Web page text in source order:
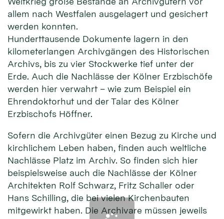
allem nach Westfalen ausgelagert und gesichert
werden konnten.
Hunderttausende Dokumente lagern in den
kilometerlangen Archivgängen des Historischen
Archivs, bis zu vier Stockwerke tief unter der
Erde. Auch die Nachlässe der Kölner Erzbischöfe
werden hier verwahrt – wie zum Beispiel ein
Ehrendoktorhut und der Talar des Kölner
Erzbischofs Höffner.
Sofern die Archivgüter einen Bezug zu Kirche und
kirchlichem Leben haben, finden auch weltliche
Nachlässe Platz im Archiv. So finden sich hier
beispielsweise auch die Nachlässe der Kölner
Architekten Rolf Schwarz, Fritz Schaller oder
Hans Schilling, die bei vielen Kirchenbauten
mitgewirkt haben. Die Archivare müssen jeweils